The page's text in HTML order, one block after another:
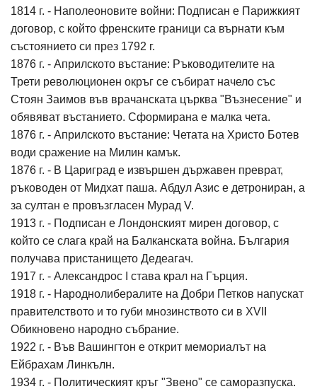
1814 г. - Наполеоновите войни: Подписан е Парижкият
договор, с който френските граници са върнати към
състоянието си през 1792 г.
1876 г. - Априлското въстание: Ръководителите на
Трети революционен окръг се събират начело със
Стоян Заимов във врачанската църква "Възнесение" и
обявяват въстанието. Сформирана е малка чета.
1876 г. - Априлското въстание: Четата на Христо Ботев
води сражение на Милин камък.
1876 г. - В Цариград е извършен държавен преврат,
ръководен от Мидхат паша. Абдул Азис е детрониран, а
за султан е провъзгласен Мурад V.
1913 г. - Подписан е Лондонският мирен договор, с
който се слага край на Балканската война. България
получава пристанището Дедеагач.
1917 г. - Александрос I става крал на Гърция.
1918 г. - Народнолибералите на Добри Петков напускат
правителството и то губи мнозинството си в XVII
Обикновено народно събрание.
1922 г. - Във Вашингтон е открит мемориалът на
Ейбрахам Линкълн.
1934 г. - Политическият кръг "Звено" се саморазпуска.